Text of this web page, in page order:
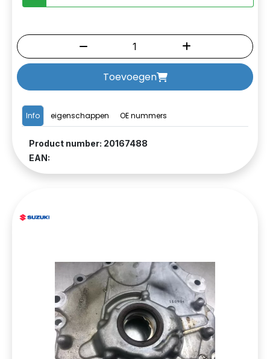
Info eigenschappen OE nummers
Product number: 20167488
EAN:
Toevoegen